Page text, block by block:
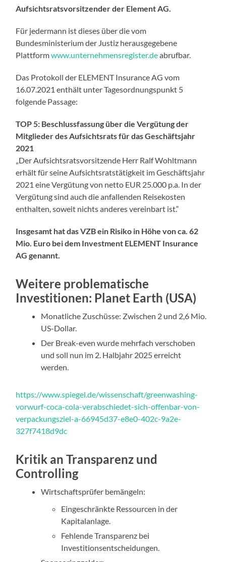
Aufsichtsratsvorsitzender der Element AG.
Für jedermann ist dieses über die vom
Bundesministerium der Justiz herausgegebene
Plattformwww.unternehmensregister.deabrufbar.
Das Protokoll der ELEMENT Insurance AG vom
16.07.2021 enthält unter Tagesordnungspunkt 5
folgende Passage:
TOP 5: Beschlussfassung über die Vergütung der
Mitglieder des Aufsichtsrats für das Geschäftsjahr
2021
„Der Aufsichtsratsvorsitzende Herr Ralf Wohltmann
erhält für seine Aufsichtsratstätigkeit im Geschäftsjahr
2021 eine Vergütung von netto EUR 25.000 p.a. In der
Vergütung sind auch die anfallenden Reisekosten
enthalten, soweit nichts anderes vereinbart ist.“
Insgesamt hat das VZB ein Risiko in Höhe von ca. 62
Mio. Euro bei dem Investment ELEMENT Insurance
AG genannt.
Weitere problematische
Investitionen: Planet Earth (USA)
Monatliche Zuschüsse: Zwischen 2 und 2,6 Mio.
US-Dollar.
Der Break-even wurde mehrfach verschoben
und soll nun im 2. Halbjahr 2025 erreicht
werden.
https://www.spiegel.de/wissenschaft/greenwashing-
vorwurf-coca-cola-verabschiedet-sich-offenbar-von-
verpackungsziel-a-66945d37-e8e0-402c-9a2e-
327f7418d9dc
Kritik an Transparenz und
Controlling
Wirtschaftsprüfer bemängeln:
Eingeschränkte Ressourcen in der
Kapitalanlage.
Fehlende Transparenz bei
Investitionsentscheidungen.